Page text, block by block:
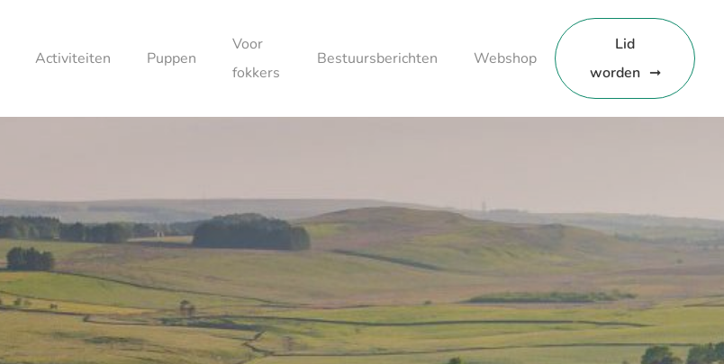
Activiteiten Puppen
Voor
fokkers
Bestuursberichten Webshop
Lid
worden